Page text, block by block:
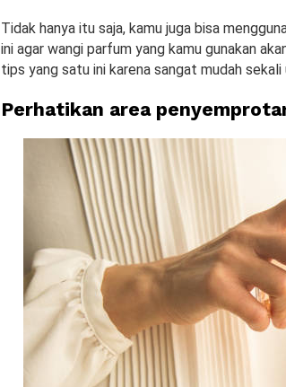
Tidak hanya itu saja, kamu juga bisa
ini agar wangi parfum yang kamu gunakan
tips yang satu ini karena sangat mudah
Perhatikan area